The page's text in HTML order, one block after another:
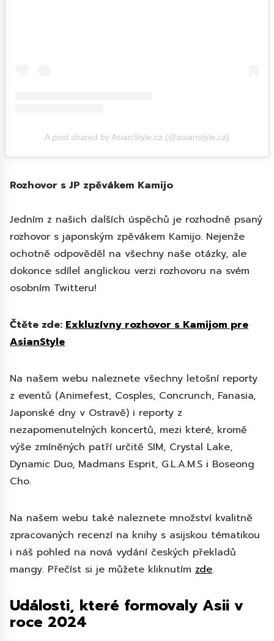
A post shared by AsianStyle.cz (@asianstyle.cz)
Rozhovor s JP zpěvákem Kamijo
Jedním z našich dalších úspěchů je rozhodně psaný
rozhovor s japonským zpěvákem Kamijo. Nejenže
ochotně odpověděl na všechny naše otázky, ale
dokonce sdílel anglickou verzi rozhovoru na svém
osobním Twitteru!
Čtěte zde: Exkluzívny rozhovor s Kamijom pre
AsianStyle
Na našem webu naleznete všechny letošní reporty
z eventů (Animefest, Cosples, Concrunch, Fanasia,
Japonské dny v Ostravě) i reporty z
nezapomenutelných koncertů, mezi které, kromě
výše zmíněných patří určitě SIM, Crystal Lake,
Dynamic Duo, Madmans Esprit, G.L.A.M.S i Boseong
Cho.
Na našem webu také naleznete množství kvalitně
zpracovaných recenzí na knihy s asijskou tématikou
i náš pohled na nová vydání českých překladů
mangy. Přečíst si je můžete kliknutím zde.
Události, které formovaly Asii v
roce 2024